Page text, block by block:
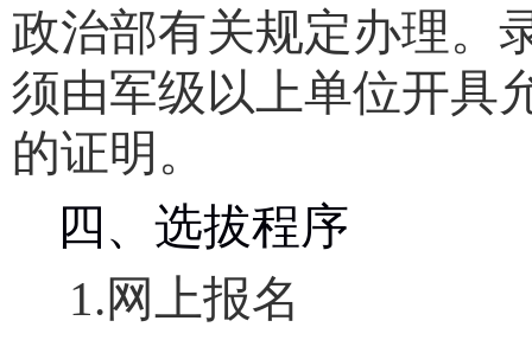
政治部有关规定办理。
须由军级以上单位开具
的证明。
四、选拔程序
1.网上报名